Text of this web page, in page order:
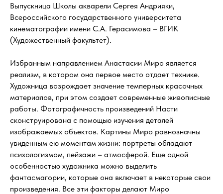
Выпускница Школы акварели Сергея Андрияки,
Всероссийского государственного университета
кинематографии имени С.А. Герасимова – ВГИК
(Художественный факультет).
Избранным направлением Анастасии Миро является
реализм, в котором она первое место отдает технике.
Художница возрождает значение темперных красочных
материалов, при этом создает современные живописные
работы. Фотографичность произведений Насти
сконструирована с помощью изучения деталей
изображаемых объектов. Картины Миро равнозначны
увиденным ею моментам жизни: портреты обладают
психологизмом, пейзажи – атмосферой. Еще одной
особенностью художника можно выделить
фантасмагории, которые она включает в некоторые свои
произведения. Все эти факторы делают Миро